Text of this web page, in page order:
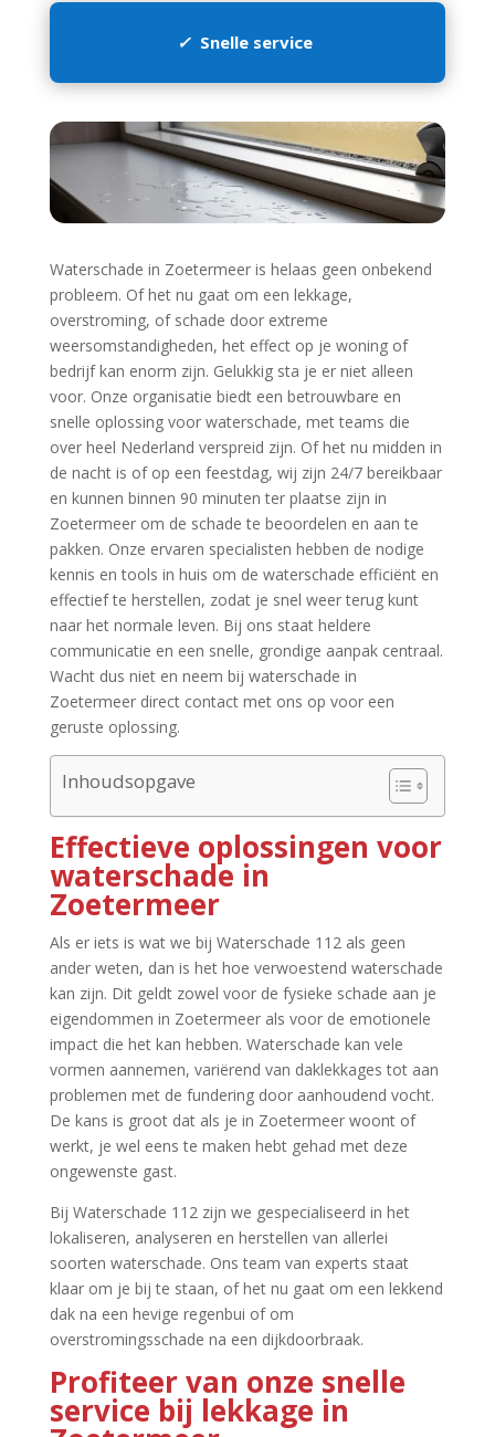
✓ Snelle service
Waterschade in Zoetermeer is helaas geen onbekend
probleem.​ Of het nu gaat om een lekkage,
overstroming, of schade door extreme
weersomstandigheden, het effect op je woning of
bedrijf kan enorm zijn.​ Gelukkig sta je er niet alleen
voor.​ Onze organisatie biedt een betrouwbare en
snelle oplossing voor waterschade, met teams die
over heel Nederland verspreid zijn.​ Of het nu midden in
de nacht is of op een feestdag, wij zijn 24/7 bereikbaar
en kunnen binnen 90 minuten ter plaatse zijn in
Zoetermeer om de schade te beoordelen en aan te
pakken.​ Onze ervaren specialisten hebben de nodige
kennis en tools in huis om de waterschade efficiënt en
effectief te herstellen, zodat je snel weer terug kunt
naar het normale leven.​ Bij ons staat heldere
communicatie en een snelle, grondige aanpak centraal.​
Wacht dus niet en neem bij waterschade in
Zoetermeer direct contact met ons op voor een
geruste oplossing.​
Inhoudsopgave
Effectieve oplossingen voor
waterschade in
Zoetermeer
Als er iets is wat we bij Waterschade 112 als geen
ander weten, dan is het hoe verwoestend waterschade
kan zijn.​ Dit geldt zowel voor de fysieke schade aan je
eigendommen in Zoetermeer als voor de emotionele
impact die het kan hebben.​ Waterschade kan vele
vormen aannemen, variërend van daklekkages tot aan
problemen met de fundering door aanhoudend vocht.​
De kans is groot dat als je in Zoetermeer woont of
werkt, je wel eens te maken hebt gehad met deze
ongewenste gast.​
Bij Waterschade 112 zijn we gespecialiseerd in het
lokaliseren, analyseren en herstellen van allerlei
soorten waterschade.​ Ons team van experts staat
klaar om je bij te staan, of het nu gaat om een lekkend
dak na een hevige regenbui of om
overstromingsschade na een dijkdoorbraak.​
Profiteer van onze snelle
service bij lekkage in